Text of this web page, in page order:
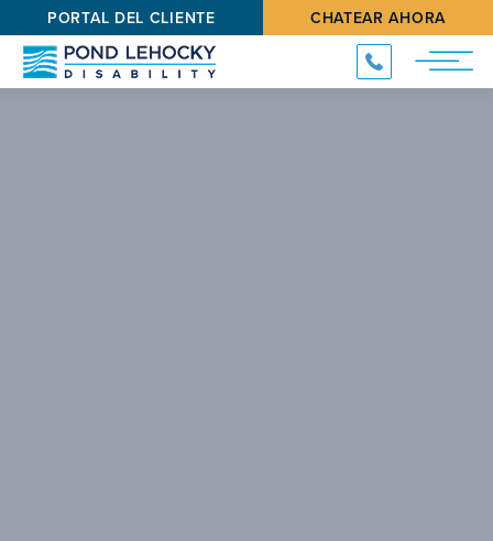
PORTAL DEL CLIENTE CHATEAR AHORA